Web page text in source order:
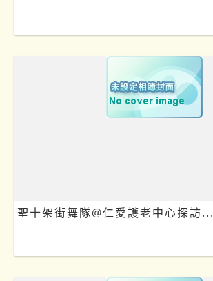
聖十架街舞隊@仁愛護老中心探訪...